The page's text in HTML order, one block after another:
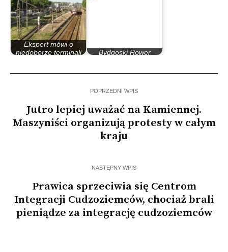
Ekspert mówi o
niedoborze terminali
Bydgoski Rower
POPRZEDNI WPIS
Jutro lepiej uważać na Kamiennej.
Maszyniści organizują protesty w całym
kraju
NASTĘPNY WPIS
Prawica sprzeciwia się Centrom
Integracji Cudzoziemców, chociaż brali
pieniądze za integrację cudzoziemców